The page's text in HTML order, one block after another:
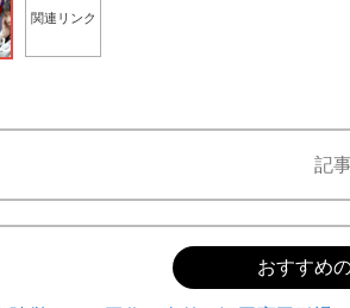
関連リンク
記
おすすめ